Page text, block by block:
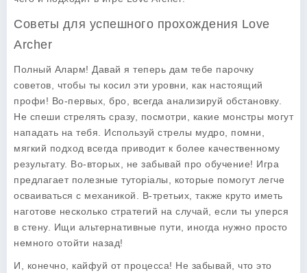
Советы для успешного прохождения Love
Archer
Полный Аларм! Давай я теперь дам тебе парочку
советов, чтобы ты косил эти уровни, как настоящий
профи! Во-первых, бро, всегда анализируй обстановку.
Не спеши стрелять сразу, посмотри, какие монстры могут
нападать на тебя. Используй стрелы мудро, помни,
мягкий подход всегда приводит к более качественному
результату. Во-вторых, не забывай про обучение! Игра
предлагает полезные туторіалы, которые помогут легче
осваиваться с механикой. В-третьих, также круто иметь
наготове несколько стратегий на случай, если ты уперся
в стену. Ищи альтернативные пути, иногда нужно просто
немного отойти назад!
И, конечно, кайфуй от процесса! Не забывай, что это